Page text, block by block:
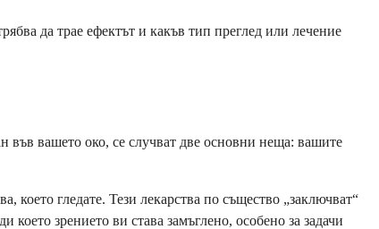
да трае ефектът и какъв тип преглед или лечение
във вашето око, се случват две основни неща: вашите
което гледате. Тези лекарства по същество „заключват“
зрението ви става замъглено, особено за задачи